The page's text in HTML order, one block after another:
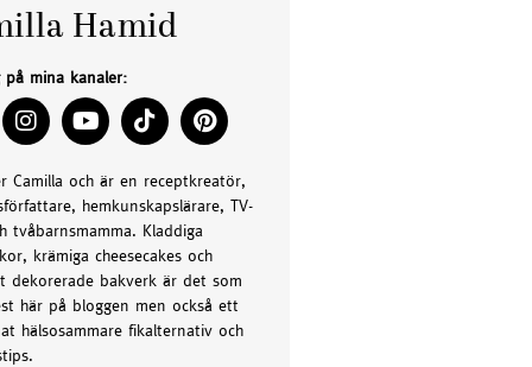
Hamid
på mina kanaler:
Camilla och är en receptkreatör,
hemkunskapslärare, TV-
tvåbarnsmamma. Kladdiga
krämiga cheesecakes och
dekorerade bakverk är det som
här på bloggen men också ett
hälsosammare fikalternativ och